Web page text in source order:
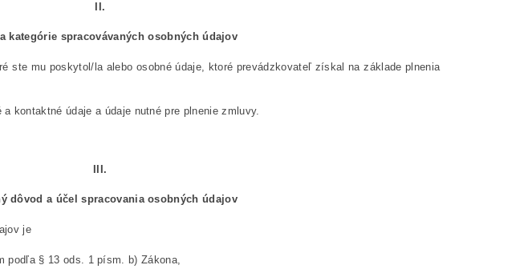
II.
kategórie spracovávaných osobných údajov
ste mu poskytol/la alebo osobné údaje, ktoré prevádzkovateľ získal na základe plnenia
kontaktné údaje a údaje nutné pre plnenie zmluvy.
III.
dôvod a účel spracovania osobných údajov
je
podľa § 13 ods. 1 písm. b) Zákona,